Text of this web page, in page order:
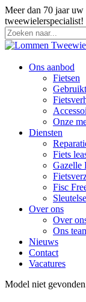
Meer dan 70 jaar
tweewielerspecialist!
Ons aanbod
Fietsen
Onze
Diensten
Fiets
Gazelle
Fisc
Over ons
Over
Ons
Nieuws
Contact
Vacatures
Model niet